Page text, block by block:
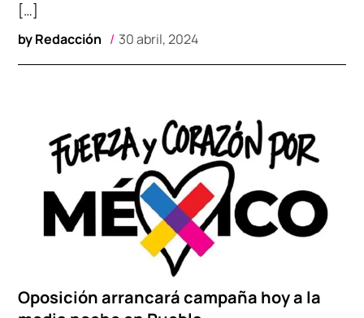
byRedacción 30 abril, 2024
[…]
Oposición arrancará campaña hoy a la